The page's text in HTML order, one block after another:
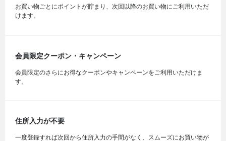
お買い物ごとにポイントが貯まり、次回以降のお買い物にご利用いただ
けます。
会員限定クーポン・キャンペーン
会員限定のさらにお得なクーポンやキャンペーンをご利用いただけま
す。
住所入力が不要
一度登録すれば次回から住所入力の手間がなく、スムーズにお買い物が